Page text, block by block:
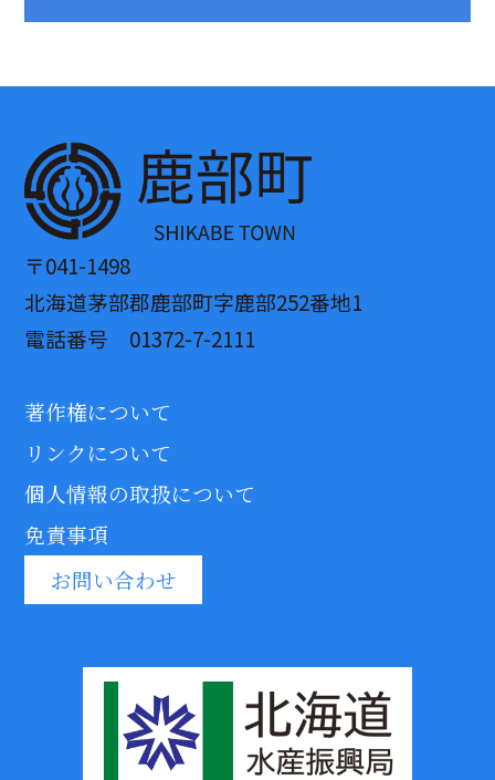
〒041-1498
北海道茅部郡鹿部町字鹿部252番地1
電話番号 01372-7-2111
著作権について
リンクについて
個人情報の取扱について
免責事項
お問い合わせ